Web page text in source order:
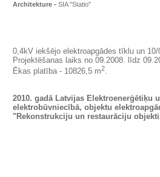
Architekture - SIA "Statio"
0,4kV iekšējo elektroapgādes tīklu un
Projektēšanas laiks no 09.2008. līdz
Ēkas platība - 10826,5 m2.
2010. gadā Latvijas Elektroenerģētiķu
elektrobūvniecībā, objektu
"Rekonstrukciju un restaurāciju